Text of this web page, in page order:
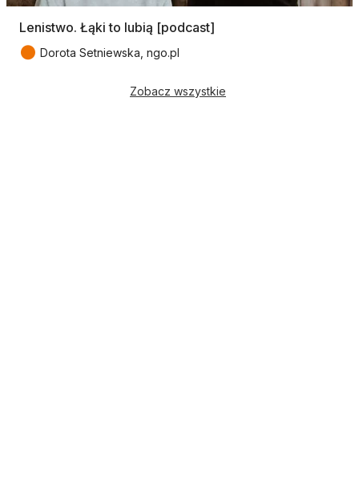
Lenistwo. Łąki to lubią [podcast]
● Dorota Setniewska, ngo.pl
Zobacz wszystkie